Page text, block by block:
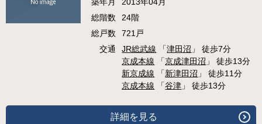
総階数
24階
総戸数
721戸
交通
JR総武線 「津田沼 」 徒歩7分
京成本線 「京成津田沼 」 徒歩13分
新京成線 「新津田沼 」 徒歩11分
京成本線 「谷津 」 徒歩13分
詳細を見る